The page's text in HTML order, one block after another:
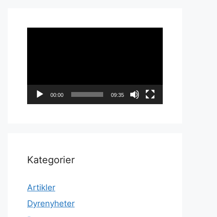
00:00 09:35
Kategorier
Artikler
Dyrenyheter